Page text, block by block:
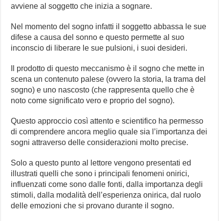
avviene al soggetto che inizia a sognare.
Nel momento del sogno infatti il soggetto abbassa le sue
difese a causa del sonno e questo permette al suo
inconscio di liberare le sue pulsioni, i suoi desideri.
Il prodotto di questo meccanismo è il sogno che mette in
scena un contenuto palese (ovvero la storia, la trama del
sogno) e uno nascosto (che rappresenta quello che è
noto come significato vero e proprio del sogno).
Questo approccio così attento e scientifico ha permesso
di comprendere ancora meglio quale sia l’importanza dei
sogni attraverso delle considerazioni molto precise.
Solo a questo punto al lettore vengono presentati ed
illustrati quelli che sono i principali fenomeni onirici,
influenzati come sono dalle fonti, dalla importanza degli
stimoli, dalla modalità dell’esperienza onirica, dal ruolo
delle emozioni che si provano durante il sogno.